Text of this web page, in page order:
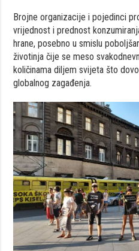
Brojne organizacije i pojedinci
vrijednost i prednost
hrane, posebno u smislu
životinja čije se meso
količinama diljem svijeta što
globalnog zagađenja.